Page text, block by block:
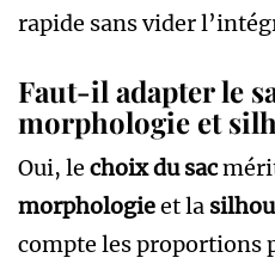
rapide sans vider
Faut-il adapter le
morphologie et
Oui, le choix du sac
morphologieet la
compte les proportions